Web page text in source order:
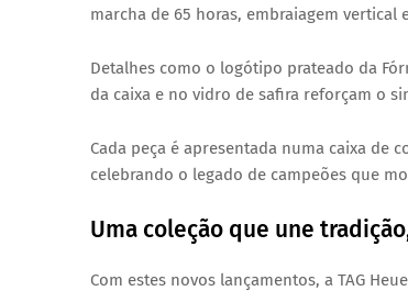
marcha de 65 horas, embraiagem vertical
Detalhes como o logótipo prateado da
da caixa e no vidro de safira reforçam o
Cada peça é apresentada numa caixa de
celebrando o legado de campeões que
Uma coleção que une
Com estes novos lançamentos, a TAG